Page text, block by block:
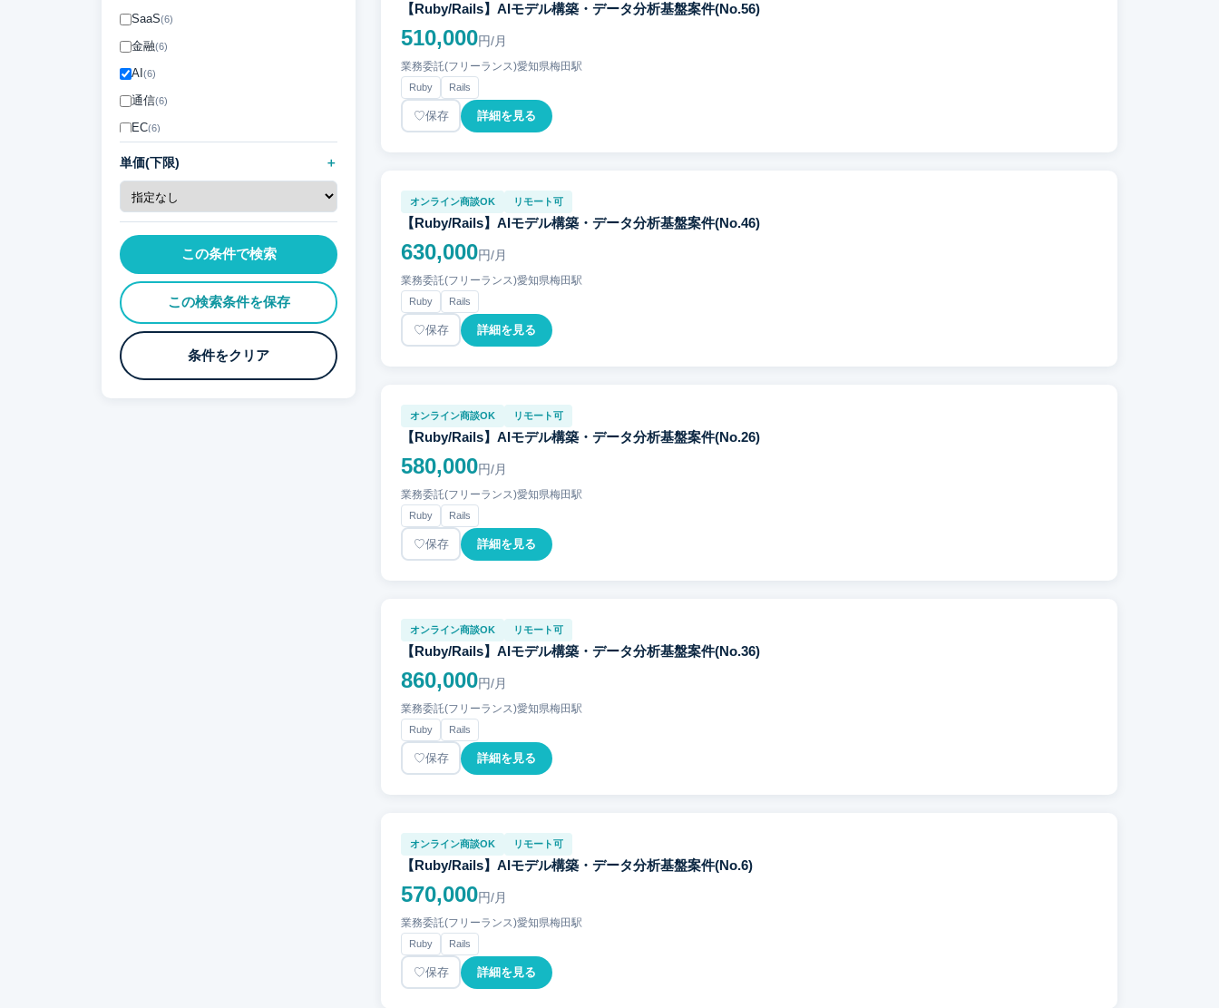
SaaS(6)
金融(6)
AI (6)
通信(6)
EC(6)
ゲーム(6)
IT(6)
メディア
人材(0)
官公庁・公共 (0)
不動産
医療・ヘルスケア
製造
単価(下限)
この条件で検索
この検索条件を保存
条件をクリア
【Ruby/Rails】AIモデル構築・データ分析基盤案件(No.56)
510,000円/月
業務委託(フリーランス)愛知県梅田駅
Ruby Rails
保存 詳細を見る
オンライン商談OK リモート可
【Ruby/Rails】AIモデル構築・データ分析基盤案件(No.46)
630,000円/月
業務委託(フリーランス)愛知県梅田駅
Ruby Rails
保存 詳細を見る
オンライン商談OK リモート可
【Ruby/Rails】AIモデル構築・データ分析基盤案件(No.26)
580,000円/月
業務委託(フリーランス)愛知県梅田駅
Ruby Rails
保存 詳細を見る
オンライン商談OK リモート可
【Ruby/Rails】AIモデル構築・データ分析基盤案件(No.36)
860,000円/月
業務委託(フリーランス)愛知県梅田駅
Ruby Rails
保存 詳細を見る
オンライン商談OK リモート可
【Ruby/Rails】AIモデル構築・データ分析基盤案件(No.6)
570,000円/月
業務委託(フリーランス)愛知県梅田駅
Ruby Rails
保存 詳細を見る